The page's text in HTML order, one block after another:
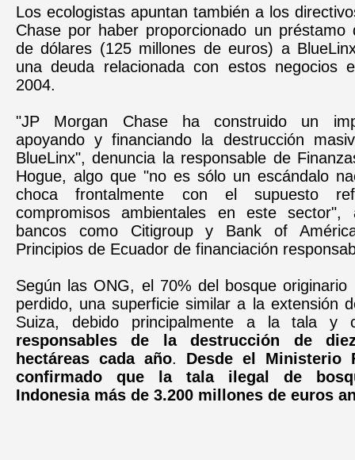
Los ecologistas apuntan también a los
Chase por haber proporcionado un préstamo
de dólares (125 millones de euros) a
una deuda relacionada con estos negocios
2004.
"JP Morgan Chase ha construido un
apoyando y financiando la destrucción
BlueLinx", denuncia la responsable de
Hogue, algo que "no es sólo un escándalo
choca frontalmente con el supuesto
compromisos ambientales en este sector",
bancos como Citigroup y Bank of
Principios de Ecuador de financiación
Según las ONG, el 70% del bosque originario
perdido, una superficie similar a la extensión
Suiza, debido principalmente a la tala y
responsables de la destrucción de
hectáreas cada año. Desde el Ministerio
confirmado que la tala ilegal de
Indonesia más de 3.200 millones de euros